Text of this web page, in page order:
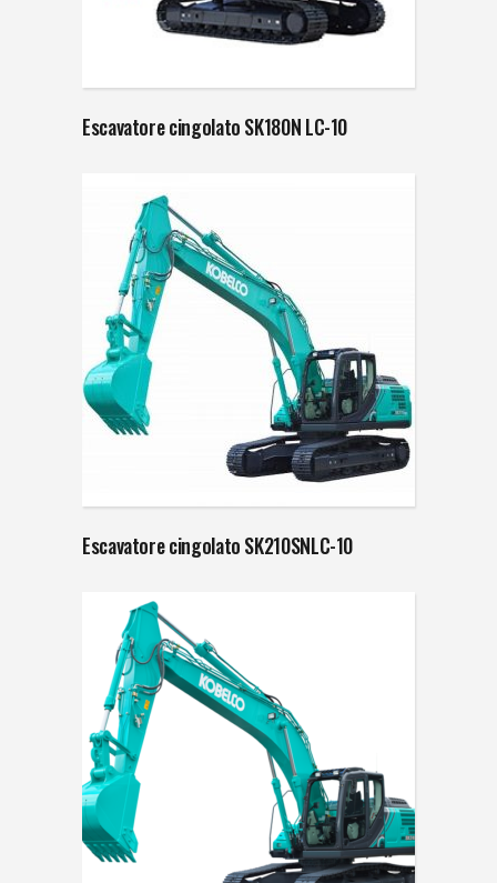
Escavatore cingolato SK180N LC-10
Escavatore cingolato SK210SNLC-10